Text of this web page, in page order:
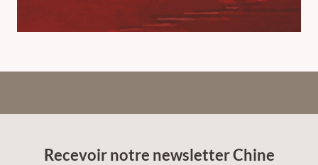
Recevoir notre newsletter Chine